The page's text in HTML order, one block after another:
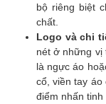
bộ riêng biệt
chất.
Logo và chi
nét ở những vị
là ngực áo
cổ, viền tay
điểm nhấn tinh